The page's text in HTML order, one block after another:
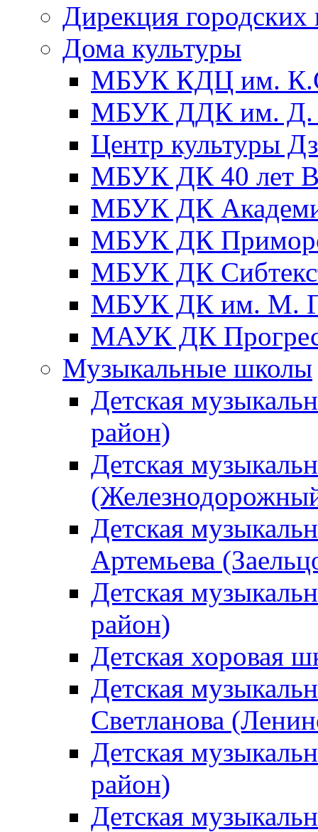
Дирекция городских
Дома культуры
МБУК КДЦ им.
МБУК ДДК им. Д.
Центр культуры
МБУК ДК 40 лет
МБУК ДК
МБУК ДК
МБУК ДК
МБУК ДК им. М.
МАУК ДК
Музыкальные школы
Детская
район)
Детская
Детская
Артемьева
Детская
район)
Детская хоровая
Детская
Светланова
Детская
район)
Детская